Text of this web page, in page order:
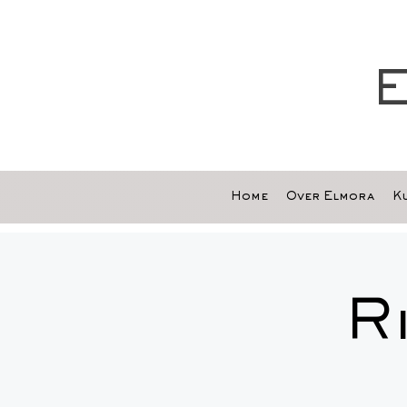
Home Over Elmora